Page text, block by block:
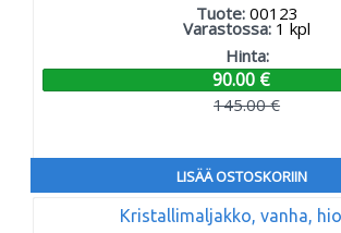
Tuote: 00123
Varastossa: 1 kpl
Hinta:
90.00 €
145.00 €
LISÄÄ OSTOSKORIIN
Kristallimaljakko, vanha,